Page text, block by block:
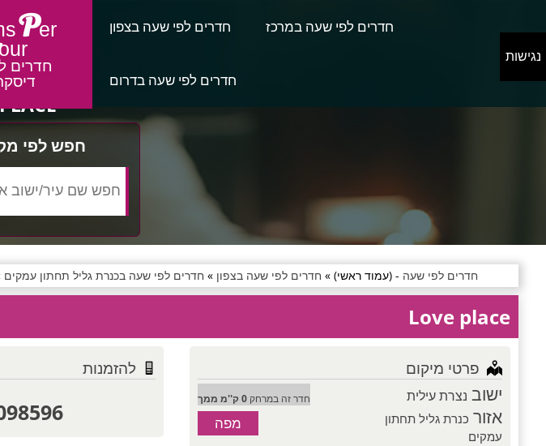
Per
חדרים
חדרים לפי שעה בצפון חדרים לפי שעה במרכז
חדרים לפי שעה בדרום
חפש לפי
חדרים לפי שעה - (עמוד ראשי) » חדרים לפי שעה בצפון » חדרים לפי שעה בכנרת גליל תחתון עמקים
Love place
פרטי מיקום
חדר זה במרחק0 ק''מ ממך ישוב נצרת עילית
אזור כנרת גליל תחתון
עמקים
מפה
להזמנות
נגישות